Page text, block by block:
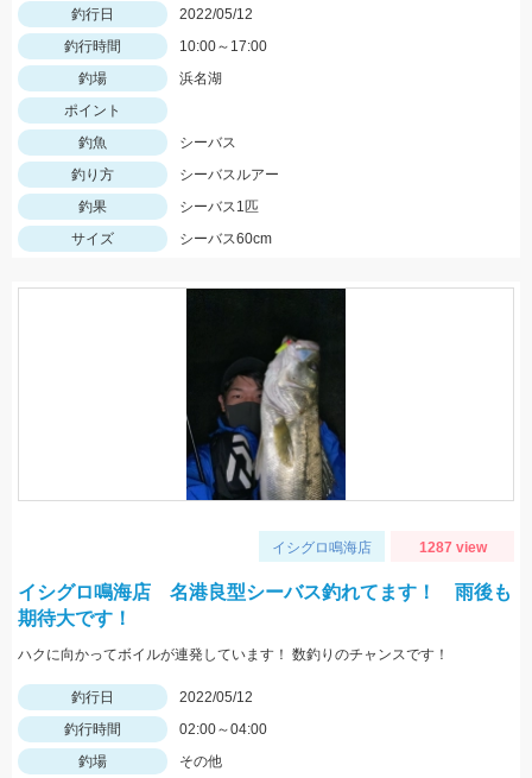
釣行日
2022/05/12
釣行時間
10:00～17:00
釣場
浜名湖
ポイント
釣魚
シーバス
釣り方
シーバスルアー
釣果
シーバス1匹
サイズ
シーバス60cm
イシグロ鳴海店 1287 view
イシグロ鳴海店 名港良型シーバス釣れてます！ 雨後も
期待大です！
ハクに向かってボイルが連発しています！ 数釣りのチャンスです！
釣行日
2022/05/12
釣行時間
02:00～04:00
釣場
その他